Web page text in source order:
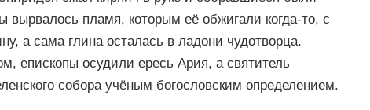
пламя, которым её обжигали когда-то, с
а сама глина осталась в ладони чудотворца.
епископы осудили ересь Ария, а святитель
собора учёным богословским определением.